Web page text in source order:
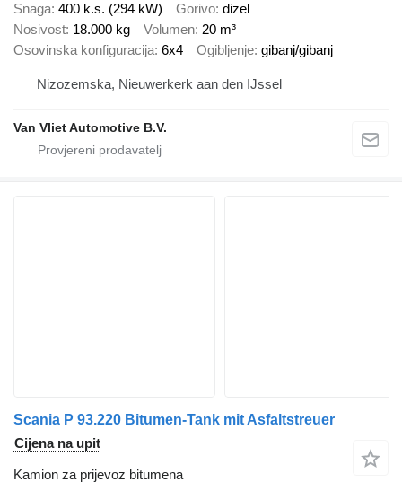
Snaga 400 k.s. (294 kW) Gorivo dizel
Nosivost 18.000 kg Volumen 20 m³
Osovinska konfiguracija 6x4 Ogibljenje gibanj/gibanj
Nizozemska, Nieuwerkerk aan den IJssel
Van Vliet Automotive B.V.
Scania P 93.220 Bitumen-Tank mit Asfaltstreuer
Cijena na upit
Kamion za prijevoz bitumena